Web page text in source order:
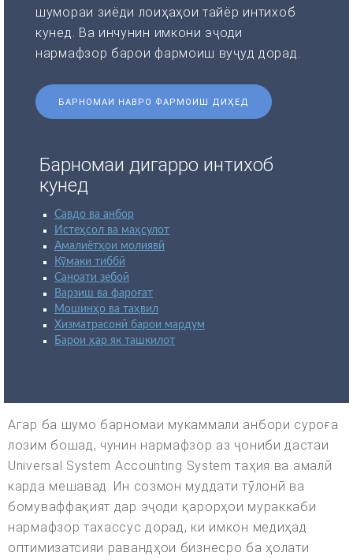
шумораи зиёди лоиҳаҳои тайёр интихоб
кунед. Ва инчунин имкони эҷоди
нармафзор барои фармоиш вуҷуд дорад.
БАРНОМАИ НАВРО ФАРМОИШ ДИҲЕД
Барномаи дигарро интихоб
кунед
Савдо ва анбор
Истеҳсол ва маҳсулот
Амалиётҳои молиявӣ
Кӯмаки тиббӣ
Саноати зебоӣ
Варзиш ва фароғат
Мошинҳо ва таҳвил
Хизматрасонӣ барои мардум
Барои ҳар як ташкилот
Агар ба шумо барномаи мукаммали анбори суроға
лозим бошад, чунин нармафзор аз ҷониби дастаи
Universal System Accounting System таҳия ва амалӣ
карда мешавад. Ин созмон муддати тӯлонӣ ва
бомуваффақият дар эҷоди қарорҳои мураккаби
нармафзор тахассус дорад, ки имкон медиҳад
оптимизатсияи равандҳои бизнесро ба ҳолати